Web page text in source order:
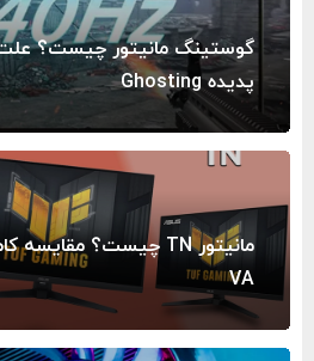
گوستینگ مانیتور چیست؟ علت
پدیده Ghosting
VA